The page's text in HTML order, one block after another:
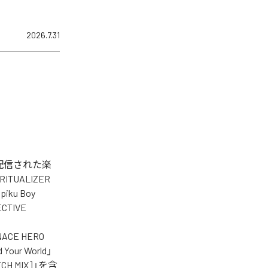
2026.7.31
信された楽
Boy
HERO
World」
MIX]」を含